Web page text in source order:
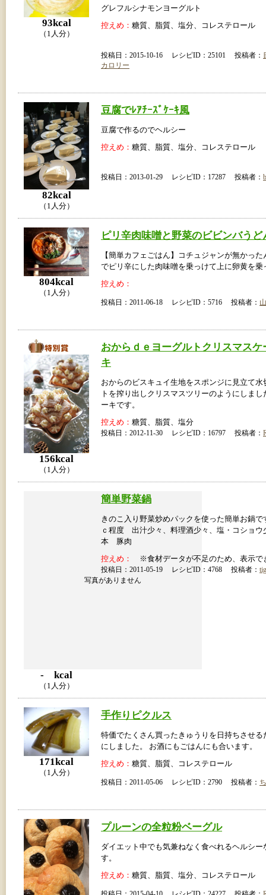
93kcal
（1人分）
グレフルシナモンヨーグルト
控えめ： 糖質、脂質、塩分、コレステロール
投稿日：2015-10-16 レシピID：25101 投稿者：
カロリー
82kcal
（1人分）
豆腐でﾚｱﾁｰｽﾞｹｰｷ風
豆腐で作るのでヘルシー
控えめ： 糖質、脂質、塩分、コレステロール
投稿日：2013-01-29 レシピID：17287 投稿者：
804kcal
（1人分）
ピリ辛肉味噌と野菜のビビンバうど
【簡単カフェごはん】コチュジャンが無かっ
でピリ辛にした肉味噌を乗っけて上に卵黄を乗
控えめ：
投稿日：2011-06-18 レシピID：5716 投稿者：
156kcal
（1人分）
おからｄｅヨーグルトクリスマスケ
キ
おからのビスキュイ生地をスポンジに見立て水
トを搾り出しクリスマスツリーのようにしまし
ーキです。
控えめ： 糖質、脂質、塩分
投稿日：2012-11-30 レシピID：16797 投稿者：
写真がありません
- kcal
（1人分）
簡単野菜鍋
きのこ入り野菜炒めパックを使った簡単お鍋で
ｃ程度 出汁少々、料理酒少々、塩・コショウ
本 豚肉
控えめ： ※食材データが不足のため、表示で
投稿日：2011-05-19 レシピID：4768 投稿者：
171kcal
（1人分）
手作りピクルス
特価でたくさん買ったきゅうりを日持ちさせる
にしました。 お酒にもごはんにも合います。
控えめ： 糖質、脂質、コレステロール
投稿日：2011-05-06 レシピID：2790 投稿者：
プルーンの全粒粉ベーグル
ダイエット中でも気兼ねなく食べれるヘルシー
す。
控えめ： 糖質、脂質、塩分、コレステロール